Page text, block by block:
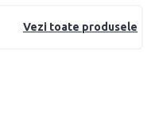
Vezi toate produsele